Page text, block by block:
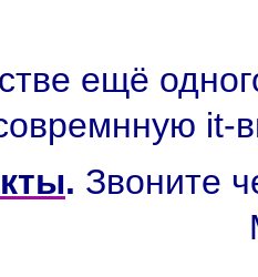
ещё
it-
. Звоните